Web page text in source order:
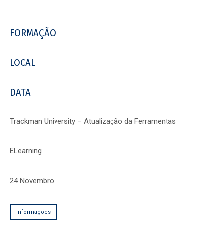
FORMAÇÃO
LOCAL
DATA
Trackman University – Atualização da Ferramentas
ELearning
24 Novembro
Informações